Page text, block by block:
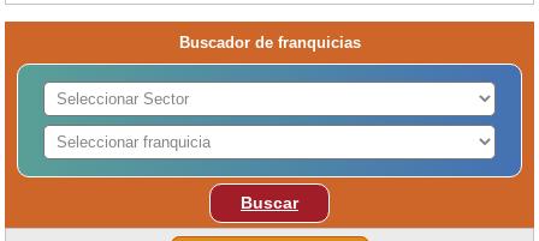
Buscador de franquicias
Buscar